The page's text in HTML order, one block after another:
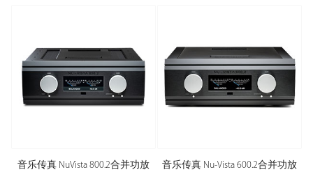
音乐传真 NuVista 800.2合并功放 音乐传真 Nu-Vista 600.2合并功放